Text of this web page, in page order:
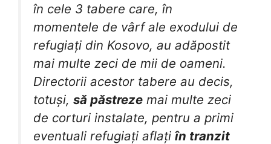
în cele 3 tabere care, în
momentele de vârf ale exodului de
refugiați din Kosovo, au adăpostit
mai multe zeci de mii de oameni.
Directorii acestor tabere au decis,
totuși, să păstreze mai multe zeci
de corturi instalate, pentru a primi
eventuali refugiați aflați în tranzit